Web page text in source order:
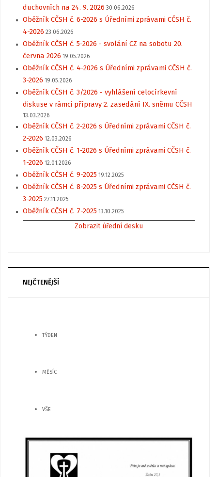
duchovních na 24. 9. 2026 30.06.2026
Oběžník CČSH č. 6-2026 s Úředními zprávami CČSH č.
4-2026 23.06.2026
Oběžník CČSH č. 5-2026 - svolání CZ na sobotu 20.
června 2026 19.05.2026
Oběžník CČSH č. 4-2026 s Úředními zprávami CČSH č.
3-2026 19.05.2026
Oběžník CČSH č. 3/2026 - vyhlášení celocírkevní
diskuse v rámci přípravy 2. zasedání IX. sněmu CČSH
13.03.2026
Oběžník CČSH č. 2-2026 s Úředními zprávami CČSH č.
2-2026 12.03.2026
Oběžník CČSH č. 1-2026 s Úředními zprávami CČSH č.
1-2026 12.01.2026
Oběžník CČSH č. 9-2025 19.12.2025
Oběžník CČSH č. 8-2025 s Úředními zprávami CČSH č.
3-2025 27.11.2025
Oběžník CČSH č. 7-2025 13.10.2025
Zobrazit úřední desku
NEJČTENĚJŠÍ
TÝDEN
MĚSÍC
VŠE